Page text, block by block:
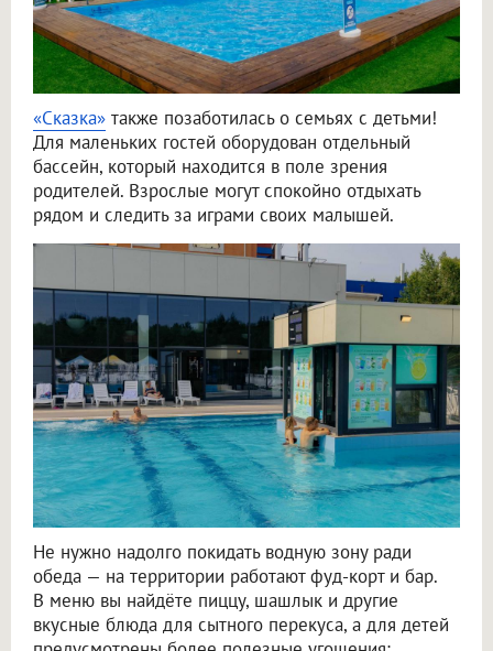
«Сказка» также позаботилась о семьях с детьми!
Для маленьких гостей оборудован отдельный
бассейн, который находится в поле зрения
родителей. Взрослые могут спокойно отдыхать
рядом и следить за играми своих малышей.
Не нужно надолго покидать водную зону ради
обеда — на территории работают фуд-корт и бар.
В меню вы найдёте пиццу, шашлык и другие
вкусные блюда для сытного перекуса, а для детей